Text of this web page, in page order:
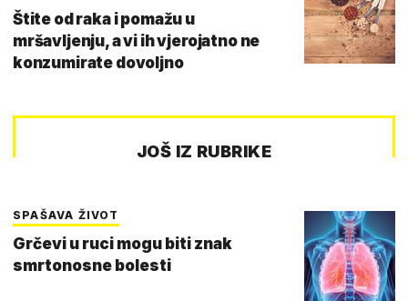
Štite od raka i pomažu u
mršavljenju, a vi ih vjerojatno ne
konzumirate dovoljno
JOŠ IZ RUBRIKE
SPAŠAVA ŽIVOT
Grčevi u ruci mogu biti znak
smrtonosne bolesti